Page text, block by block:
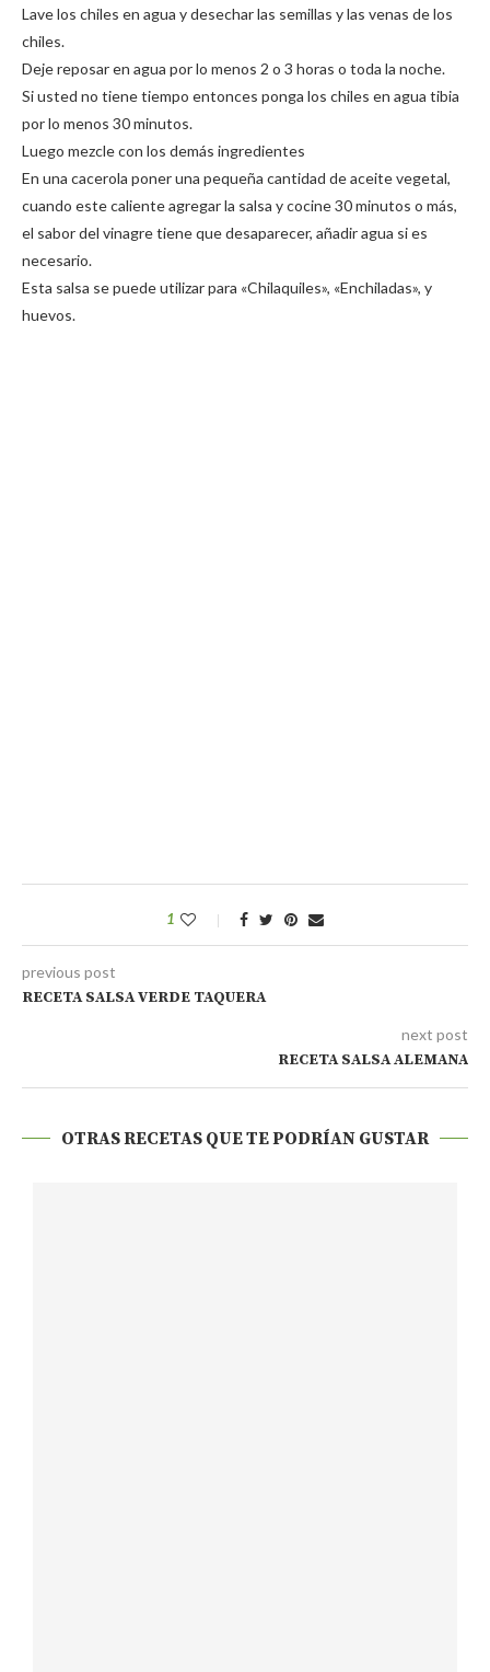
Lave los chiles en agua y desechar las semillas y las venas de los
chiles.
Deje reposar en agua por lo menos 2 o 3 horas o toda la noche.
Si usted no tiene tiempo entonces ponga los chiles en agua tibia
por lo menos 30 minutos.
Luego mezcle con los demás ingredientes
En una cacerola poner una pequeña cantidad de aceite vegetal,
cuando este caliente agregar la salsa y cocine 30 minutos o más,
el sabor del vinagre tiene que desaparecer, añadir agua si es
necesario.
Esta salsa se puede utilizar para «Chilaquiles», «Enchiladas», y
huevos.
1
previous post
RECETA SALSA VERDE TAQUERA
next post
RECETA SALSA ALEMANA
OTRAS RECETAS QUE TE PODRÍAN GUSTAR